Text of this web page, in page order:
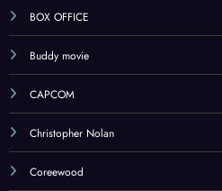
BOX OFFICE
Buddy movie
CAPCOM
Christopher Nolan
Coreewood